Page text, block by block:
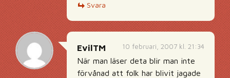
Svara
10 februari, 2007 kl. 21:34
EvilTM
När man läser deta blir man inte
förvånad att folk har blivit jagade